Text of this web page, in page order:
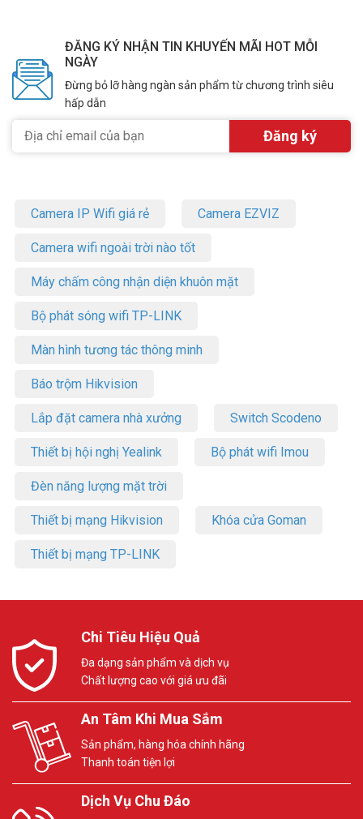
ĐĂNG KÝ NHẬN TIN KHUYẾN MÃI HOT MỖI
NGÀY
Đừng bỏ lỡ hàng ngàn sản phẩm từ chương trình siêu
hấp dẫn
Camera IP Wifi giá rẻ Camera EZVIZ
Camera wifi ngoài trời nào tốt
Máy chấm công nhận diện khuôn mặt
Bộ phát sóng wifi TP-LINK
Màn hình tương tác thông minh
Báo trộm Hikvision
Lắp đặt camera nhà xưởng Switch Scodeno
Thiết bị hội nghị Yealink Bộ phát wifi Imou
Đèn năng lượng mặt trời
Thiết bị mạng Hikvision Khóa cửa Goman
Thiết bị mạng TP-LINK
Chi Tiêu Hiệu Quả
Đa dạng sản phẩm và dịch vụ
Chất lượng cao với giá ưu đãi
An Tâm Khi Mua Sắm
Sản phẩm, hàng hóa chính hãng
Thanh toán tiện lợi
Dịch Vụ Chu Đáo